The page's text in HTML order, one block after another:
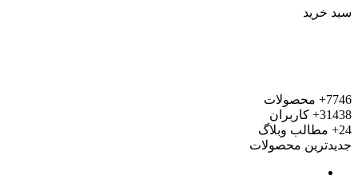
سبد خرید
7746+
محصولات
31438+
کاربران
24+
مطالب وبلاگ
جدیدترین محصولات